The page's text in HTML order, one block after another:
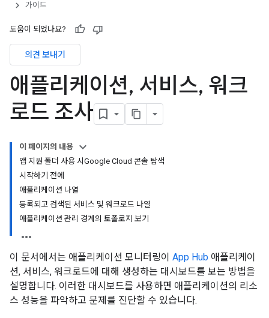
가이드
도움이 되었나요?
의견 보내기
애플리케이션, 서비스, 워크
로드 조사
이 페이지의 내용
앱 지원 폴더 사용 시Google Cloud 콘솔 탐색
시작하기 전에
애플리케이션 나열
등록되고 검색된 서비스 및 워크로드 나열
애플리케이션 관리 경계의 토폴로지 보기
이 문서에서는 애플리케이션 모니터링이 App Hub 애플리케이
션, 서비스, 워크로드에 대해 생성하는 대시보드를 보는 방법을
설명합니다. 이러한 대시보드를 사용하면 애플리케이션의 리소
스 성능을 파악하고 문제를 진단할 수 있습니다.